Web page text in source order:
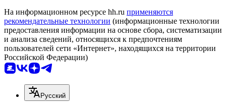
На информационном ресурсе hh.ru применяются
рекомендательные технологии (информационные технологии
предоставления информации на основе сбора, систематизации
и анализа сведений, относящихся к предпочтениям
пользователей сети «Интернет», находящихся на территории
Российской Федерации)
Русский